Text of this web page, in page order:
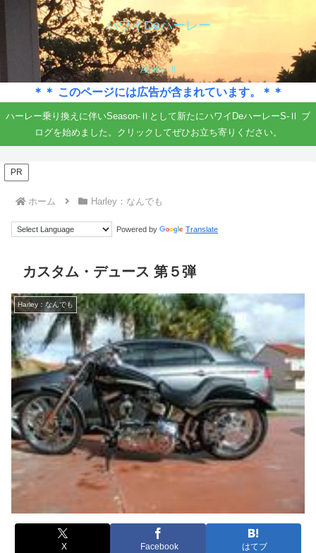
ハワイDeハーレー
Aloha～!!
＊＊ このページには広告が含まれています。＊＊
ハーレー乗り換えに伴いSeason-Ⅱとして新たにハワイDeハーレーS-Ⅱ ブ
ログを始めました。クリックしてぜひお立ち寄りください。
PR
ホーム Harley：なんでも
Powered by Translate
カスタム・デュース 第５弾
Harley：なんでも
X Facebook はてブ